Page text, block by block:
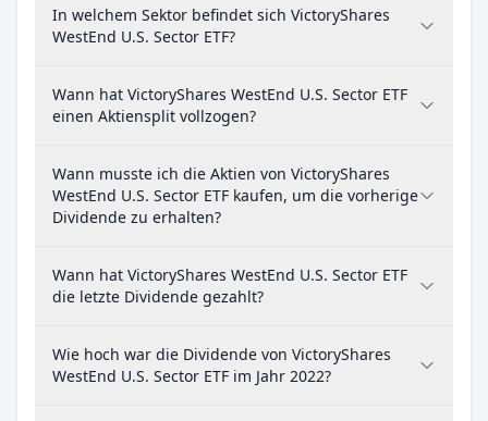
In welchem Sektor befindet sich VictoryShares
WestEnd U.S. Sector ETF?
Wann hat VictoryShares WestEnd U.S. Sector ETF
einen Aktiensplit vollzogen?
Wann musste ich die Aktien von VictoryShares
WestEnd U.S. Sector ETF kaufen, um die vorherige
Dividende zu erhalten?
Wann hat VictoryShares WestEnd U.S. Sector ETF
die letzte Dividende gezahlt?
Wie hoch war die Dividende von VictoryShares
WestEnd U.S. Sector ETF im Jahr 2022?